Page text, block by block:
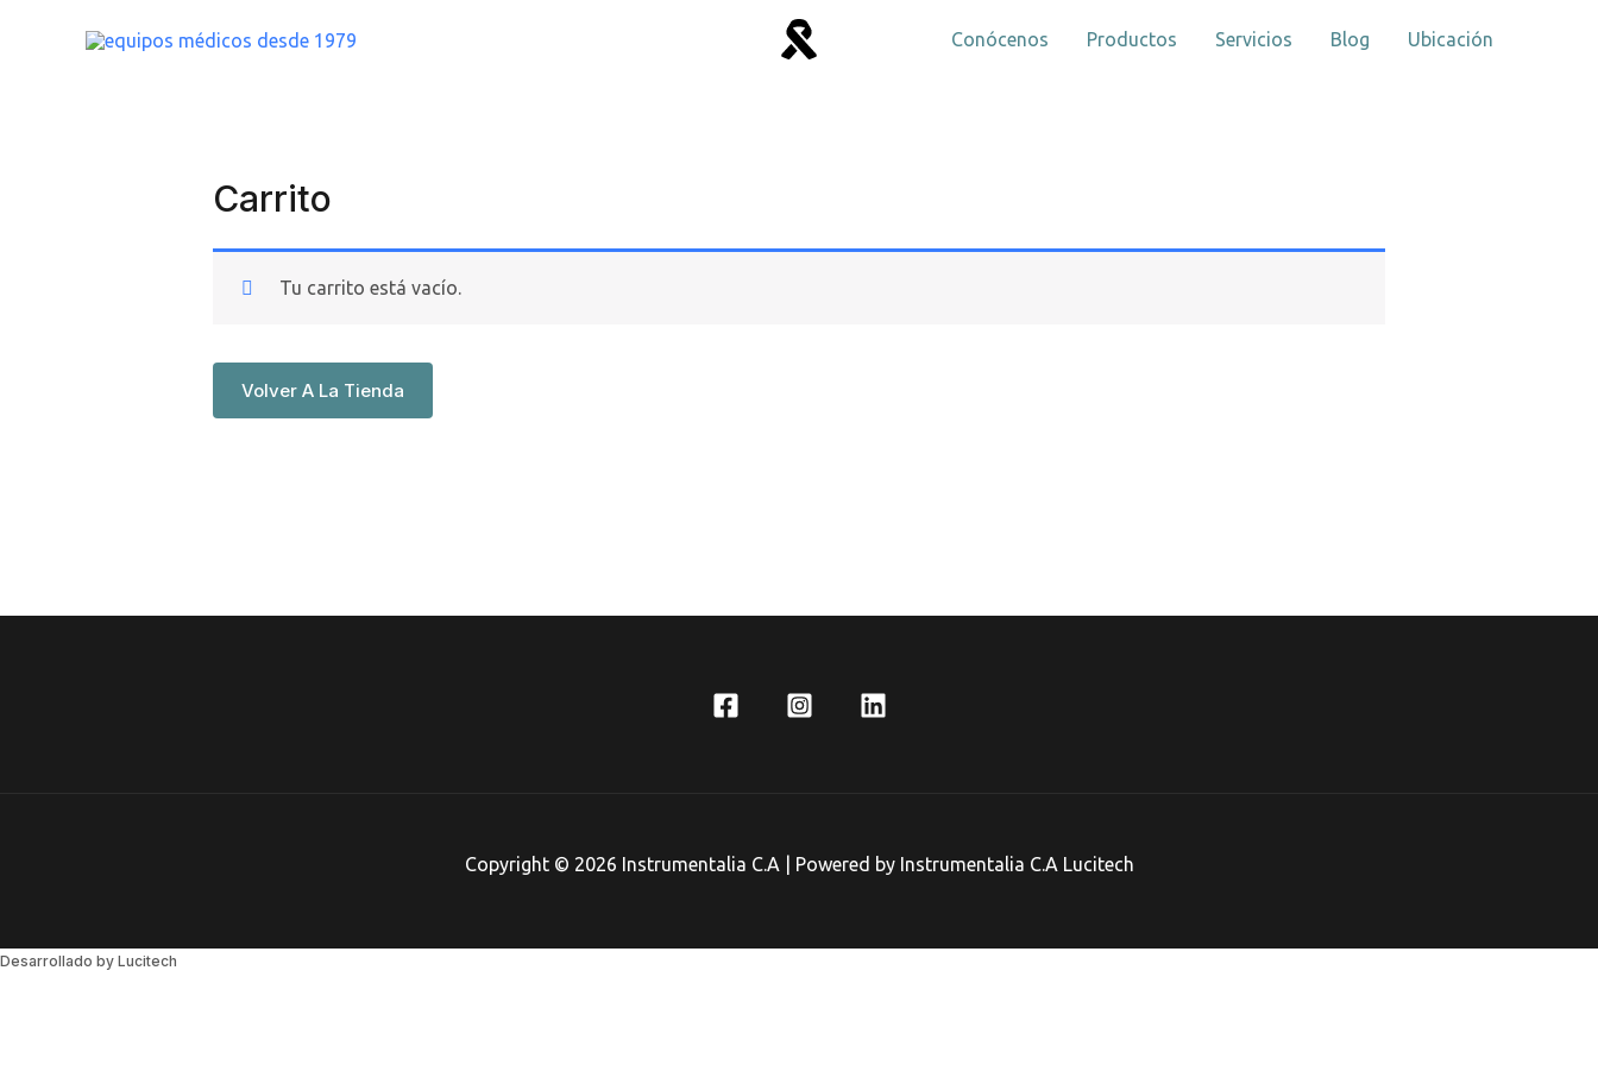
Conócenos Productos Servicios Blog Ubicación
Carrito
Tu carrito está vacío.
Volver A La Tienda
Copyright © 2026 Instrumentalia C.A | Powered by Instrumentalia C.A Lucitech
Desarrollado by Lucitech